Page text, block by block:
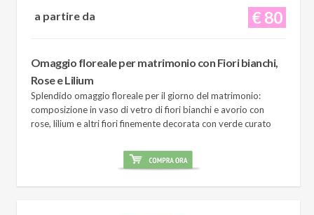
€ 80
a partire da
Omaggio floreale per matrimonio con Fiori bianchi,
Rose e Lilium
Splendido omaggio floreale per il giorno del matrimonio:
composizione in vaso di vetro di fiori bianchi e avorio con
rose, lilium e altri fiori finemente decorata con verde curato